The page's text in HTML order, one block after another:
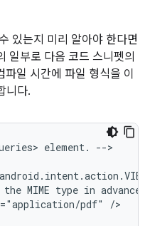
있는지 미리 알아야 한다면
일부로 다음 코드 스니펫의
일 시간에 파일 형식을 이
니다.
element.
-->
the MIME type in advance,
pdf"
/>